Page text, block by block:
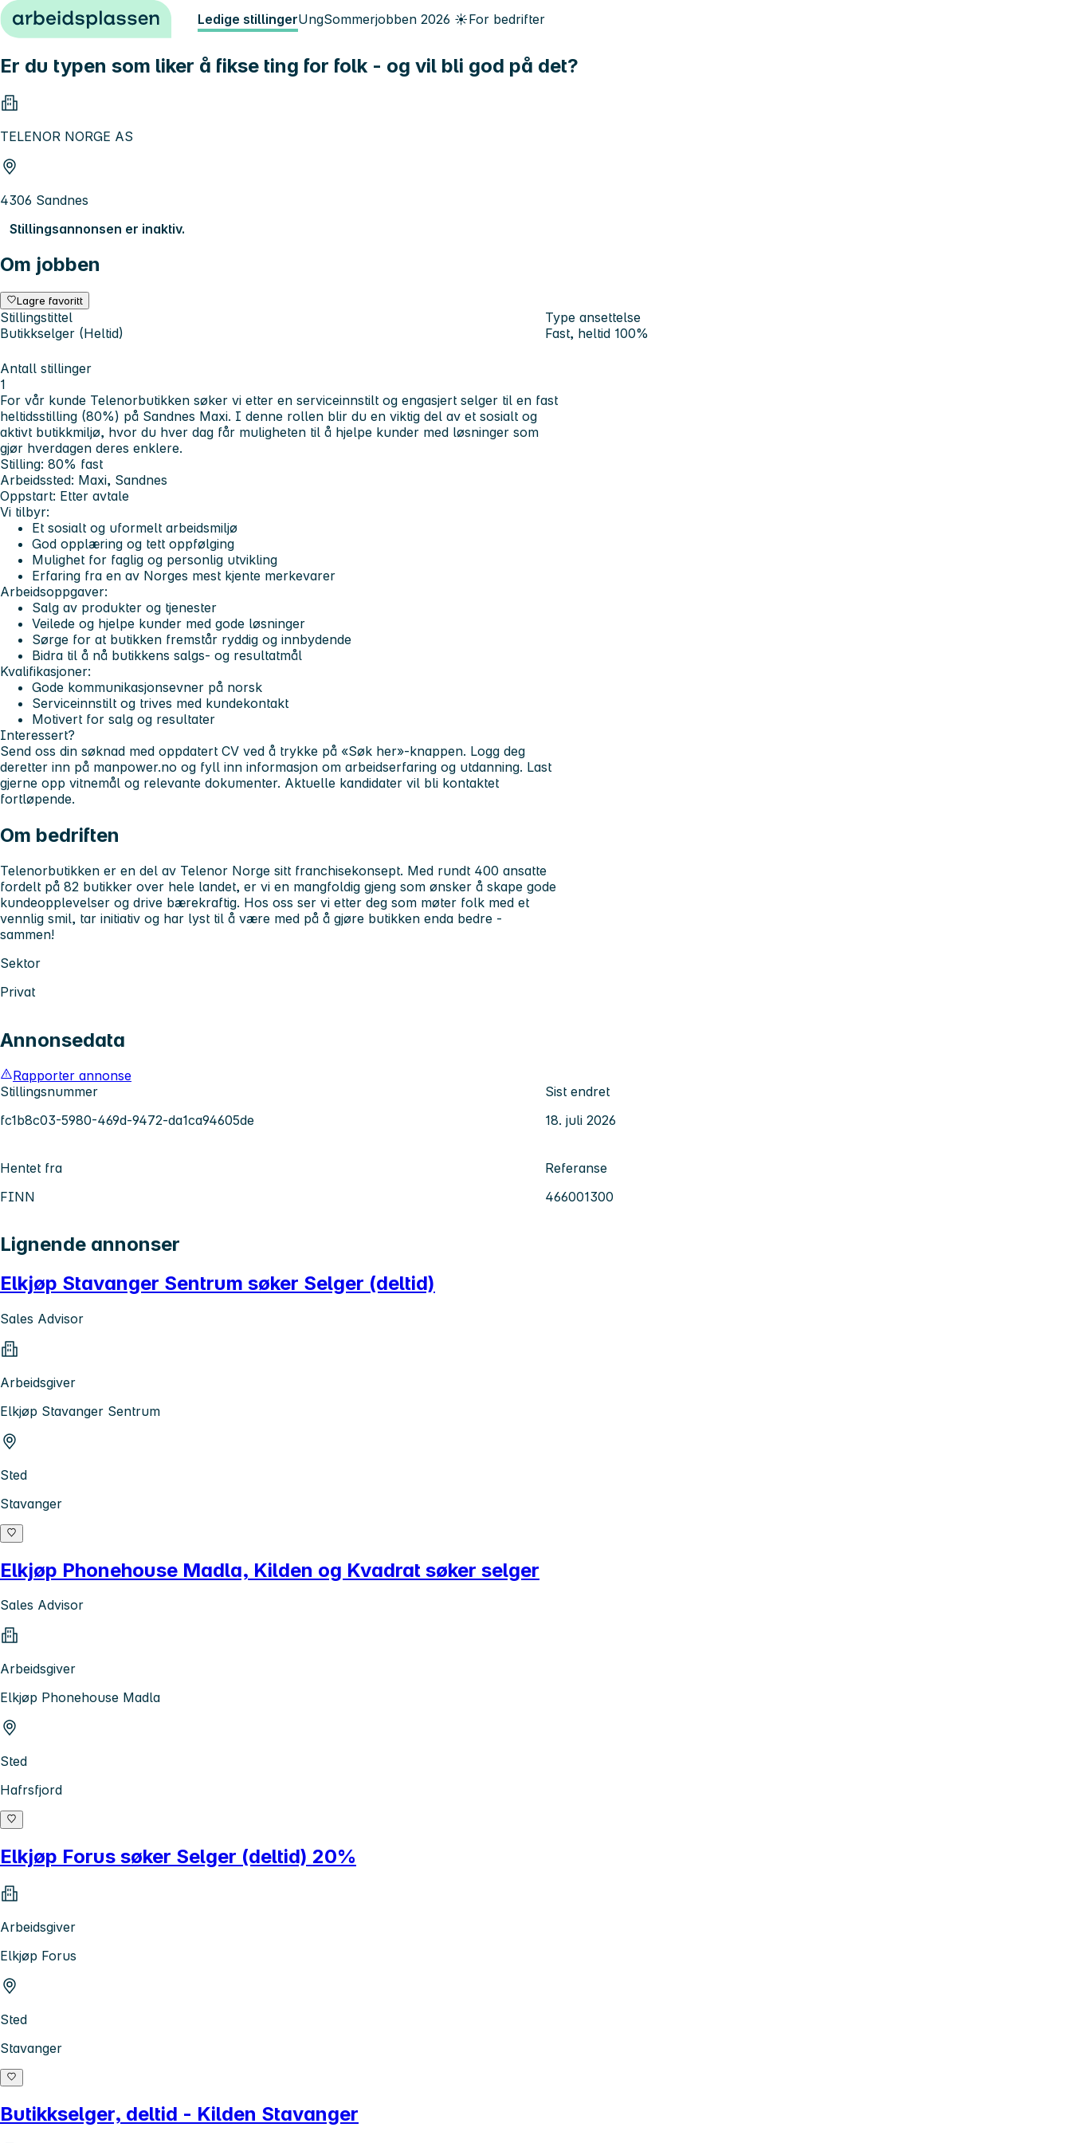
Hopp til innhold Ledige stillingerUngSommerjobben 2026 ☀️For bedrifter
Er du typen som liker å fikse ting for folk - og vil bli god på det?
TELENOR NORGE AS
4306 Sandnes
Stillingsannonsen er inaktiv.
Om jobben
Lagre favoritt
Stillingstittel
Butikkselger (Heltid)
Type ansettelse
Fast, heltid 100%
Antall stillinger
1
For vår kunde Telenorbutikken søker vi etter en serviceinnstilt og engasjert selger til en fast
heltidsstilling (80%) på Sandnes Maxi. I denne rollen blir du en viktig del av et sosialt og
aktivt butikkmiljø, hvor du hver dag får muligheten til å hjelpe kunder med løsninger som
gjør hverdagen deres enklere.
Stilling: 80% fast
Arbeidssted: Maxi, Sandnes
Oppstart: Etter avtale
Vi tilbyr:
Et sosialt og uformelt arbeidsmiljø
God opplæring og tett oppfølging
Mulighet for faglig og personlig utvikling
Erfaring fra en av Norges mest kjente merkevarer
Arbeidsoppgaver:
Salg av produkter og tjenester
Veilede og hjelpe kunder med gode løsninger
Sørge for at butikken fremstår ryddig og innbydende
Bidra til å nå butikkens salgs- og resultatmål
Kvalifikasjoner:
Gode kommunikasjonsevner på norsk
Serviceinnstilt og trives med kundekontakt
Motivert for salg og resultater
Interessert?
Send oss din søknad med oppdatert CV ved å trykke på «Søk her»-knappen. Logg deg
deretter inn på manpower.no og fyll inn informasjon om arbeidserfaring og utdanning. Last
gjerne opp vitnemål og relevante dokumenter. Aktuelle kandidater vil bli kontaktet
fortløpende.
Om bedriften
Telenorbutikken er en del av Telenor Norge sitt franchisekonsept. Med rundt 400 ansatte
fordelt på 82 butikker over hele landet, er vi en mangfoldig gjeng som ønsker å skape gode
kundeopplevelser og drive bærekraftig. Hos oss ser vi etter deg som møter folk med et
vennlig smil, tar initiativ og har lyst til å være med på å gjøre butikken enda bedre -
sammen!
Sektor
Privat
Annonsedata
Rapporter annonse
Stillingsnummer
fc1b8c03-5980-469d-9472-da1ca94605de
Sist endret
18. juli 2026
Hentet fra
FINN
Referanse
466001300
Lignende annonser
Elkjøp Stavanger Sentrum søker Selger (deltid)
Sales Advisor
Arbeidsgiver
Elkjøp Stavanger Sentrum
Sted
Stavanger
Elkjøp Phonehouse Madla, Kilden og Kvadrat søker selger
Sales Advisor
Arbeidsgiver
Elkjøp Phonehouse Madla
Sted
Hafrsfjord
Elkjøp Forus søker Selger (deltid) 20%
Arbeidsgiver
Elkjøp Forus
Sted
Stavanger
Butikkselger, deltid - Kilden Stavanger